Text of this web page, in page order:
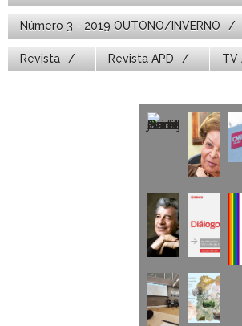
Número 3 - 2019 OUTONO/INVERNO
Revista Revista APD TV